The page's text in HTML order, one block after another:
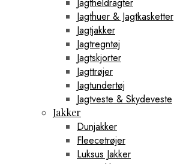
Jagthuer & Jagtkasketter
Jagtjakker
Jagtregntøj
Jagtskjorter
Jagttrøjer
Jagtundertøj
Jagtveste & Skydeveste
Jakker
Dunjakker
Fleecetrøjer
Luksus Jakker